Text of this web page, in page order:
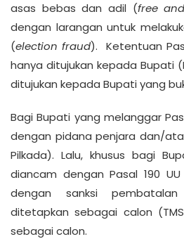
asas bebas dan adil (free
dengan larangan untuk
(election fraud). Ketentuan
hanya ditujukan kepada Bupati
ditujukan kepada Bupati yang
Bagi Bupati yang melanggar
dengan pidana penjara dan/
Pilkada). Lalu, khusus bagi
diancam dengan Pasal 190
dengan sanksi
ditetapkan sebagai calon
sebagai calon.